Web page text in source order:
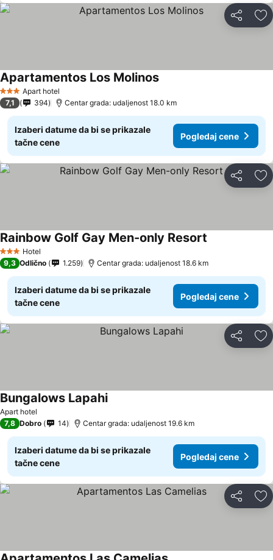
Deli
3 ZvezdiceApart hotel
Apartamentos Los Molinos
7,1 394 Centar grada: udaljenost 18.0 km
Izaberi datume da bi se prikazale
tačne cene
Pogledaj cene
Deli
3 Zvezdice
Hotel
Rainbow Golf Gay Men-only Resort
9,3 Odlično 1.259 Centar grada: udaljenost 18.6 km
Izaberi datume da bi se prikazale
tačne cene
Pogledaj cene
Deli
Apart hotel
Bungalows Lapahi
7,8 Dobro 14 Centar grada: udaljenost 19.6 km
Izaberi datume da bi se prikazale
tačne cene
Pogledaj cene
Deli